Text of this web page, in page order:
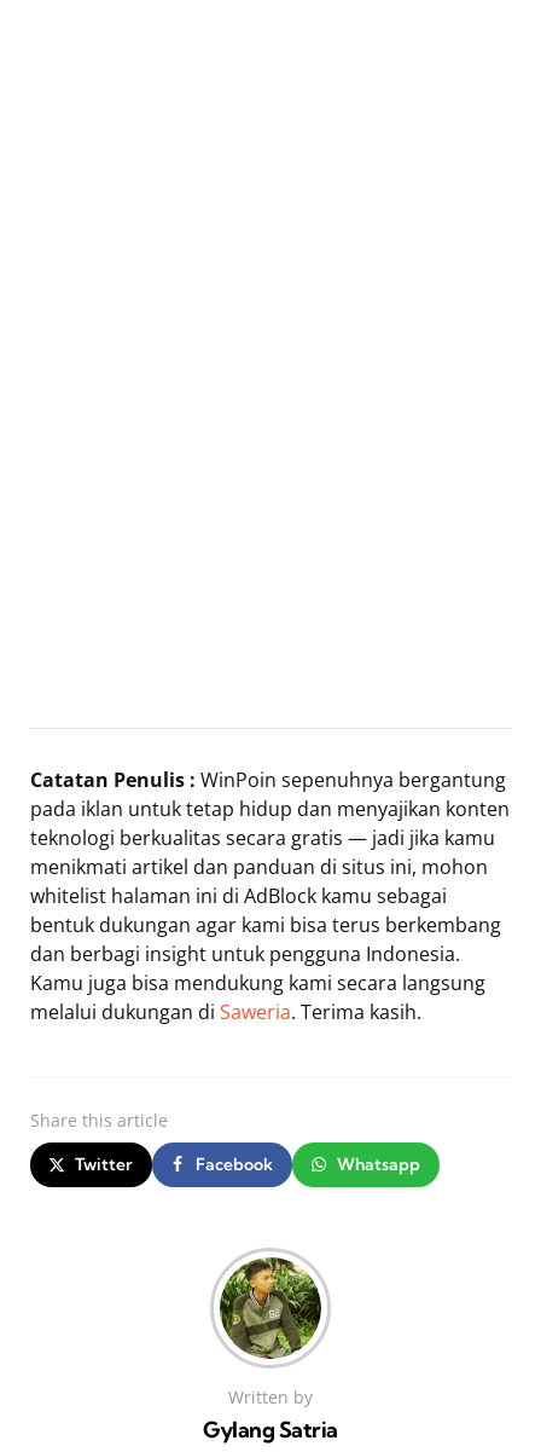
Catatan Penulis : WinPoin sepenuhnya bergantung
pada iklan untuk tetap hidup dan menyajikan konten
teknologi berkualitas secara gratis — jadi jika kamu
menikmati artikel dan panduan di situs ini, mohon
whitelist halaman ini di AdBlock kamu sebagai
bentuk dukungan agar kami bisa terus berkembang
dan berbagi insight untuk pengguna Indonesia.
Kamu juga bisa mendukung kami secara langsung
melalui dukungan di Saweria. Terima kasih.
Share this article
Twitter Facebook Whatsapp
Written by
Gylang Satria